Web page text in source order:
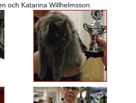
och Katarina Willhelmsson.